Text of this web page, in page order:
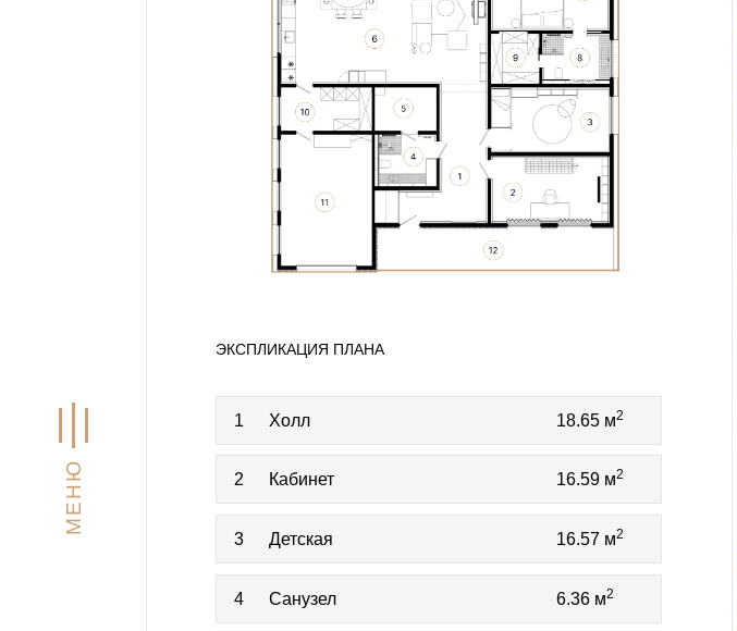
МЕНЮ
ЭКСПЛИКАЦИЯ ПЛАНА
1 Холл 18.65 м2
2 Кабинет 16.59 м2
3 Детская 16.57 м2
4 Санузел 6.36 м2